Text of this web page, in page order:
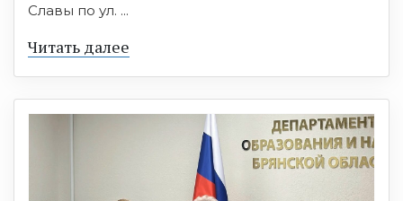
Славы по ул. ...
Читать далее